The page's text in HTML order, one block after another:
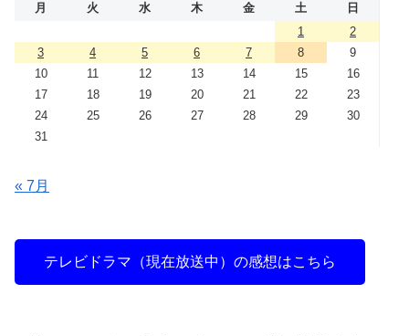
月 火 水 木 金 土
日
1
2
3
4 5 6 7 8
9
10
11 12 13 14 15
16
17
18 19 20 21 22
23
24
25 26 27 28 29
30
31
« 7月
テレビドラマ（現在放送中）の感想はこちら